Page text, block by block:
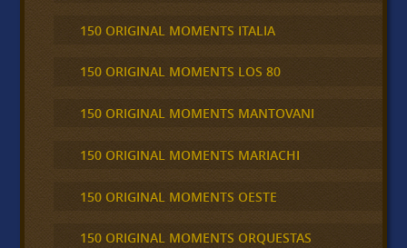
150 ORIGINAL MOMENTS ITALIA
150 ORIGINAL MOMENTS LOS 80
150 ORIGINAL MOMENTS MANTOVANI
150 ORIGINAL MOMENTS MARIACHI
150 ORIGINAL MOMENTS OESTE
150 ORIGINAL MOMENTS ORQUESTAS